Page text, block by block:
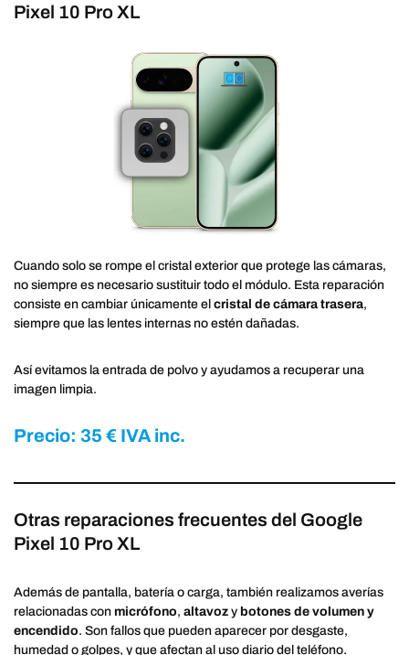
Pixel 10 Pro XL
Cuando solo se rompe el cristal exterior que protege las cámaras,
no siempre es necesario sustituir todo el módulo. Esta reparación
consiste en cambiar únicamente el cristal de cámara trasera,
siempre que las lentes internas no estén dañadas.
Así evitamos la entrada de polvo y ayudamos a recuperar una
imagen limpia.
Precio: 35 € IVA inc.
Otras reparaciones frecuentes del Google
Pixel 10 Pro XL
Además de pantalla, batería o carga, también realizamos averías
relacionadas con micrófono, altavoz y botones de volumen y
encendido. Son fallos que pueden aparecer por desgaste,
humedad o golpes, y que afectan al uso diario del teléfono.